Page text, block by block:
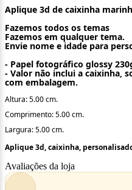
Aplique 3d de caixinha
Fazemos todos os temas
Fazemos em qualquer tema.
Envie nome e idade para
- Papel fotográfico glossy
- Valor não inclui a caixinha,
com embalagem.
Altura: 5.00 cm.
Comprimento: 5.00 cm.
Largura: 5.00 cm.
Aplique 3d, caixinha,
Avaliações da loja